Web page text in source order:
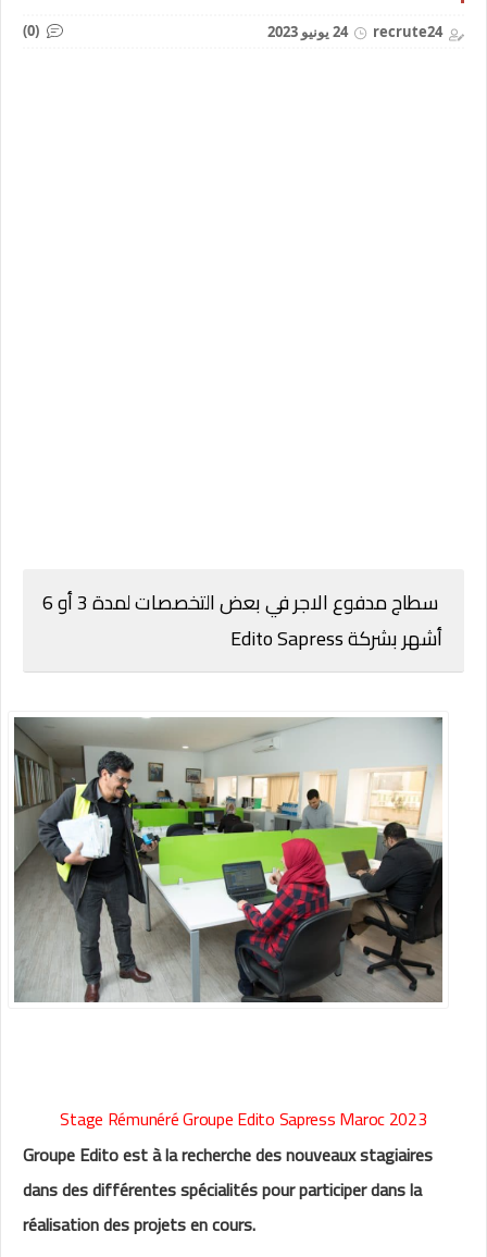
recrute24 24 يونيو 2023 (0)
سطاج مدفوع الاجر في بعض التخصصات لمدة 3 أو 6
أشهر بشركة Edito Sapress
Stage Rémunéré Groupe Edito Sapress Maroc 2023
Groupe Edito est à la recherche des nouveaux stagiaires
dans des différentes spécialités pour participer dans la
réalisation des projets en cours.